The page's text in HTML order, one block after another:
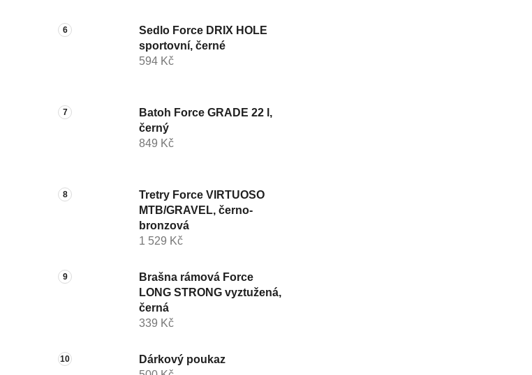
Sedlo Force DRIX HOLE
sportovní, černé
594 Kč
Batoh Force GRADE 22 l,
černý
849 Kč
Tretry Force VIRTUOSO
MTB/GRAVEL, černo-
bronzová
1 529 Kč
Brašna rámová Force
LONG STRONG vyztužená,
černá
339 Kč
Dárkový poukaz